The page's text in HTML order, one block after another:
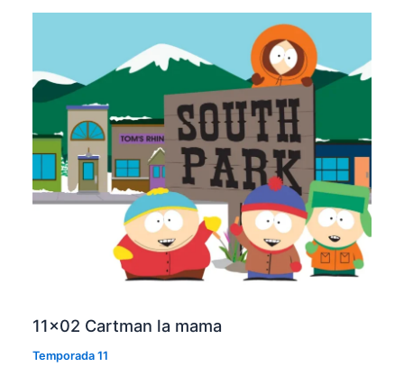
11×02 Cartman la mama
Temporada 11